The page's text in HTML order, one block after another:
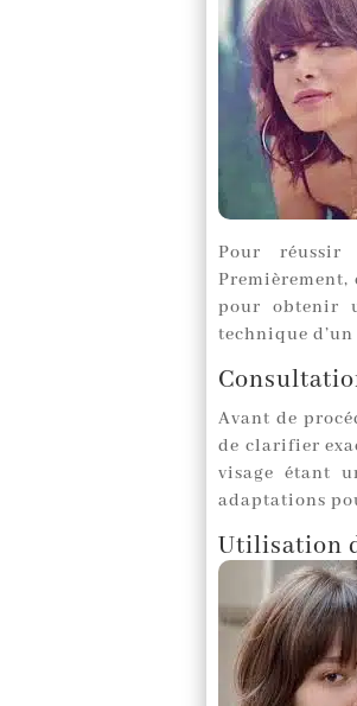
Pour réussir
pour obtenir
technique
Avant de
de clarifier
visage étant
adaptations
Utilisation